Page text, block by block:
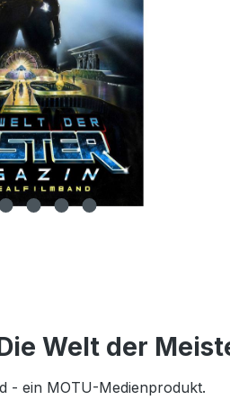
Welt der
- ein MOTU-Medienprodukt.